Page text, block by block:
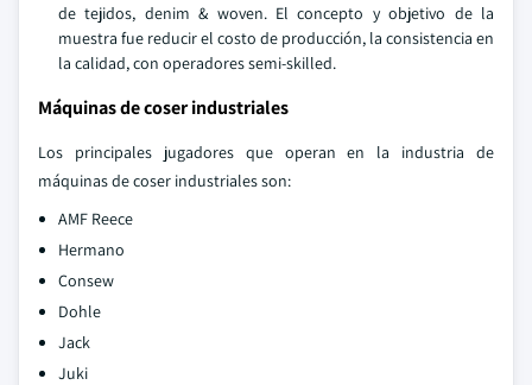
de tejidos, denim & woven. El concepto y objetivo de la
muestra fue reducir el costo de producción, la consistencia en
la calidad, con operadores semi-skilled.
Máquinas de coser industriales
Los principales jugadores que operan en la industria de
máquinas de coser industriales son:
AMF Reece
Hermano
Consew
Dohle
Jack
Juki